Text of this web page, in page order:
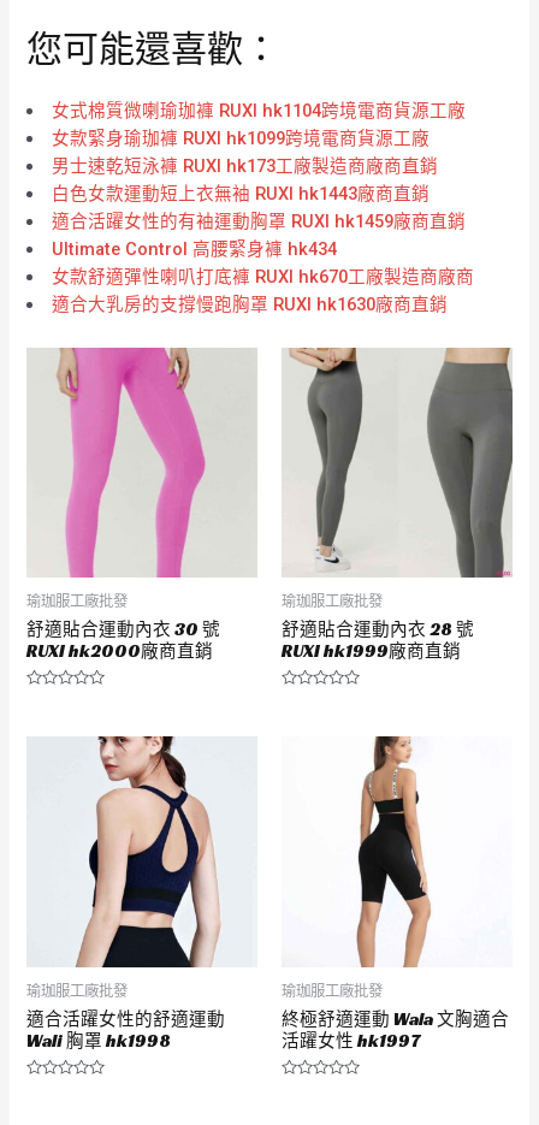
您可能還喜歡：
女式棉質微喇瑜珈褲 RUXI hk1104跨境電商貨源工廠
女款緊身瑜珈褲 RUXI hk1099跨境電商貨源工廠
男士速乾短泳褲 RUXI hk173工廠製造商廠商直銷
白色女款運動短上衣無袖 RUXI hk1443廠商直銷
適合活躍女性的有袖運動胸罩 RUXI hk1459廠商直銷
Ultimate Control 高腰緊身褲 hk434
女款舒適彈性喇叭打底褲 RUXI hk670工廠製造商廠商
適合大乳房的支撐慢跑胸罩 RUXI hk1630廠商直銷
瑜珈服工廠批發
舒適貼合運動內衣 30 號
RUXI hk2000廠商直銷
瑜珈服工廠批發
舒適貼合運動內衣 28 號
RUXI hk1999廠商直銷
瑜珈服工廠批發
適合活躍女性的舒適運動
Wali 胸罩 hk1998
瑜珈服工廠批發
終極舒適運動 Wala 文胸適合
活躍女性 hk1997